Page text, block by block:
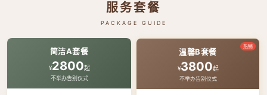
服务套餐
PACKAGE GUIDE
简洁A套餐
¥2800起
不举办告别仪式
热销
温馨B套餐
¥3800起
不举办告别仪式